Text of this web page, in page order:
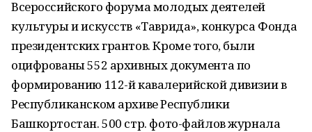
Всероссийского форума молодых деятелей
культуры и искусств «Таврида», конкурса Фонда
президентских грантов. Кроме того, были
оцифрованы 552 архивных документа по
формированию 112-й кавалерийской дивизии в
Республиканском архиве Республики
Башкортостан. 500 стр. фото-файлов журнала